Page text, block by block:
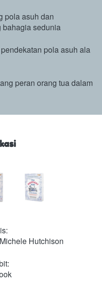
pola asuh dan
bahagia sedunia
pola asuh ala
peran orang tua dalam
Hutchison